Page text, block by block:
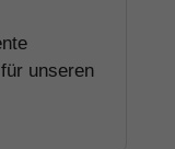
unseren